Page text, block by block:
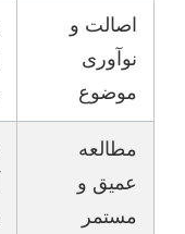
اصالت و
نوآوری
موضوع
مطالعه
عمیق و
مستمر